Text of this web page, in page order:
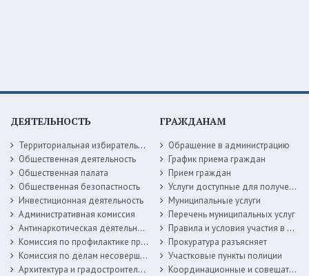
ДЕЯТЕЛЬНОСТЬ
Территориальная избирательная комиссия
Общественная деятельность
Общественная палата
Общественная безопастность
Инвестиционная деятельность
Административная комиссия
Антинаркотическая деятельность
Комиссия по профилактике правонарушений
Комиссия по делам несовершеннолетних
Архитектура и градостроительство
ГРАЖДАНАМ
Обращение в администрацию
График приема граждан
Прием граждан
Услуги доступные для получения в электронной форме
Муниципальные услуги
Перечень муниципальных услуг
Правила и условия участия в жилищных программах
Прокуратура разъясняет
Участковые пункты полиции
Координационные и совещательные органы